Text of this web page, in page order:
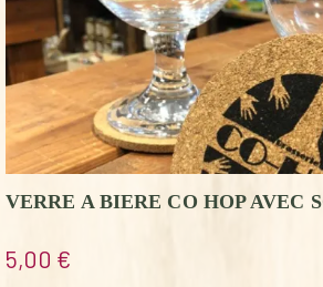
VERRE A BIERE CO HOP AVEC
5,00 €